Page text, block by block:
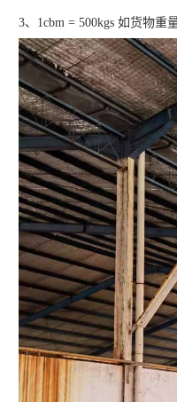
3、1cbm = 500kgs 如货物